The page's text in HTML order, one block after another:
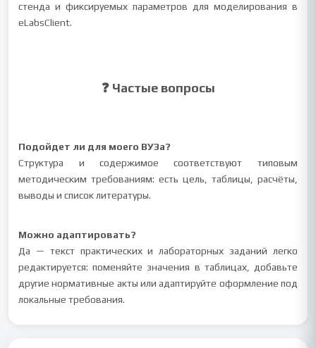
стенда и фиксируемых параметров для моделирования в
eLabsClient.
❓ Частые вопросы
Подойдет ли для моего ВУЗа?
Структура и содержимое соответствуют типовым
методическим требованиям: есть цель, таблицы, расчёты,
выводы и список литературы.
Можно адаптировать?
Да — текст практических и лабораторных заданий легко
редактируется: поменяйте значения в таблицах, добавьте
другие нормативные акты или адаптируйте оформление под
локальные требования.